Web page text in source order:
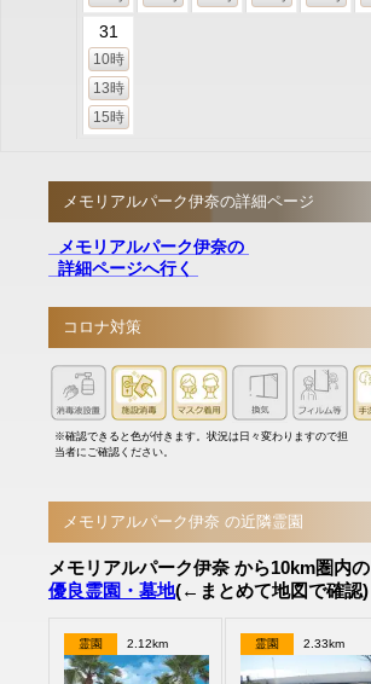
31
10時
13時
15時
メモリアルパーク伊奈の詳細ページ
メモリアルパーク伊奈の
詳細ページへ行く
コロナ対策
※確認できると色が付きます。状況は日々変わりますので担
当者にご確認ください。
メモリアルパーク伊奈 の近隣霊園
メモリアルパーク伊奈 から10km圏内の
優良霊園・墓地(←まとめて地図で確認)
霊園 2.12km 霊園 2.33km